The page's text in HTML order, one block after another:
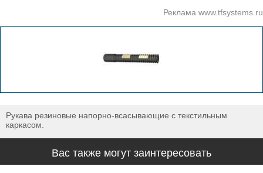
Реклама www.tfsystems.ru
Рукава резиновые напорно-всасывающие с текстильным
каркасом.
Вас также могут заинтересовать